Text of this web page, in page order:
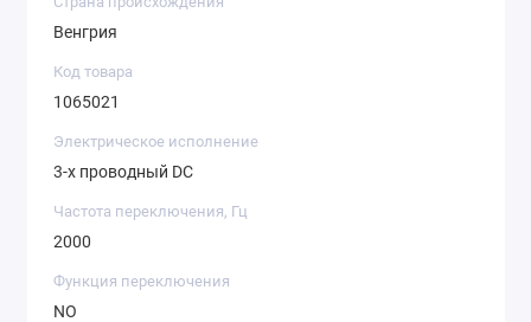
Венгрия
Код товара
1065021
Электрическое исполнение
3-х проводный DC
Частота переключения, Гц
2000
Функция переключения
NO